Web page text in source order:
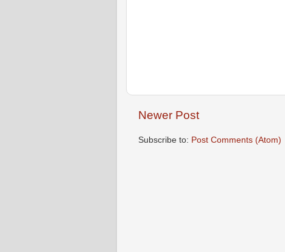
Newer Post
Subscribe to: Post Comments (Atom)